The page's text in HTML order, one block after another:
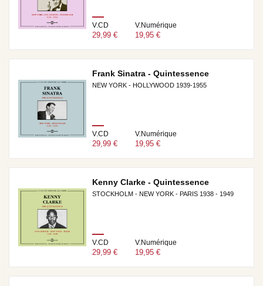
V.CD
29,99 €
V.Numérique
19,95 €
Frank Sinatra - Quintessence
NEW YORK - HOLLYWOOD 1939-1955
V.CD
29,99 €
V.Numérique
19,95 €
Kenny Clarke - Quintessence
STOCKHOLM - NEW YORK - PARIS 1938 - 1949
V.CD
29,99 €
V.Numérique
19,95 €